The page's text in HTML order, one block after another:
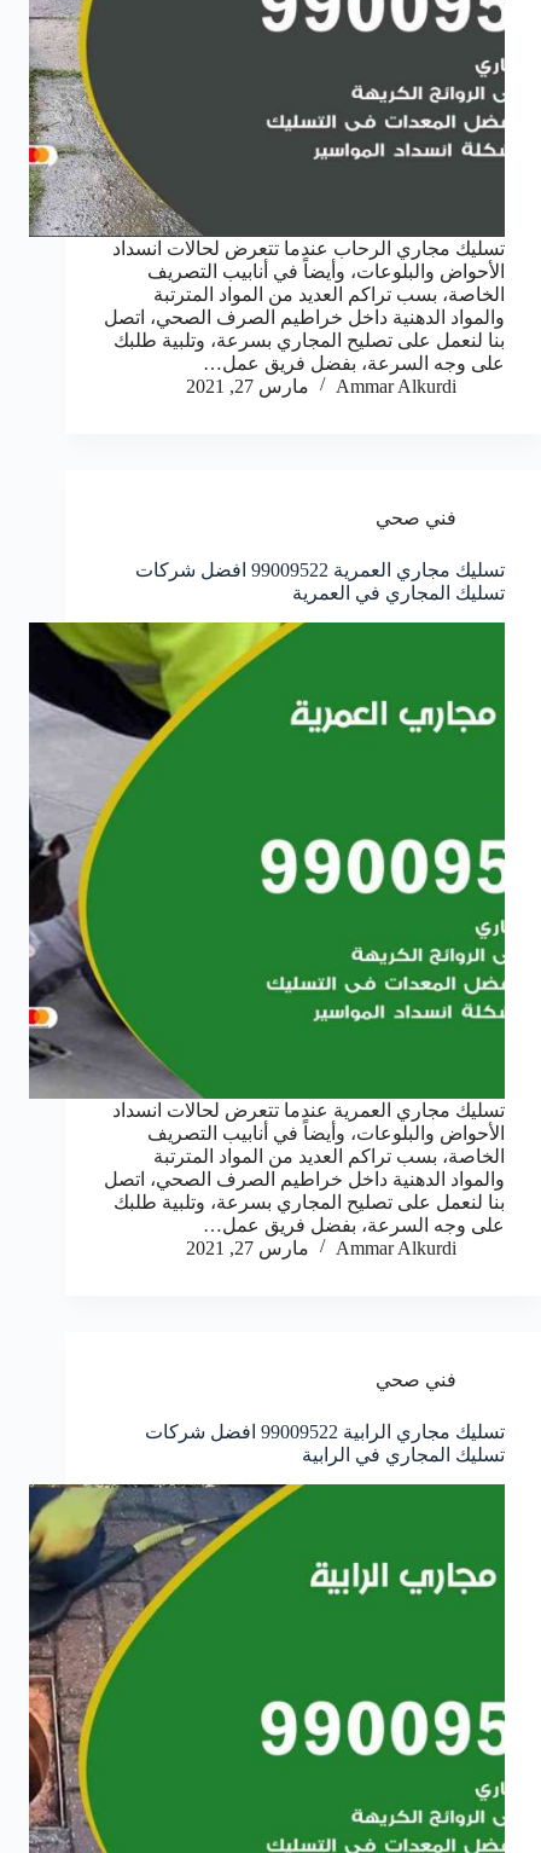
تسليك مجاري الرحاب عندما تتعرض لحالات انسداد
الأحواض والبلوعات، وأيضاً في أنابيب التصريف
الخاصة، بسب تراكم العديد من المواد المترتبة
والمواد الدهنية داخل خراطيم الصرف الصحي، اتصل
بنا لنعمل على تصليح المجاري بسرعة، وتلبية طلبك
على وجه السرعة، بفضل فريق عمل…
Ammar Alkurdi
مارس 27, 2021
فني صحي
تسليك مجاري العمرية 99009522 افضل شركات
تسليك المجاري في العمرية
تسليك مجاري العمرية عندما تتعرض لحالات انسداد
الأحواض والبلوعات، وأيضاً في أنابيب التصريف
الخاصة، بسب تراكم العديد من المواد المترتبة
والمواد الدهنية داخل خراطيم الصرف الصحي، اتصل
بنا لنعمل على تصليح المجاري بسرعة، وتلبية طلبك
على وجه السرعة، بفضل فريق عمل…
Ammar Alkurdi
مارس 27, 2021
فني صحي
تسليك مجاري الرابية 99009522 افضل شركات
تسليك المجاري في الرابية